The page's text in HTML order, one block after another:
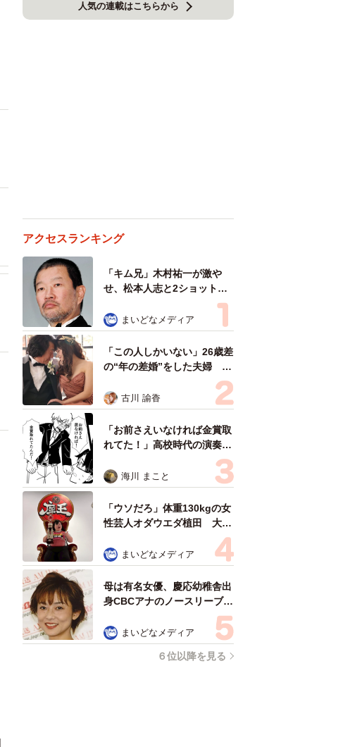
人気の連載はこちらから
アクセスランキング
「キム兄」木村祐一が激や
せ、松本人志と2ショット
「一瞬、分からなかったわ」
「テキヤの兄さん」
まいどなメディア
「この人しかいない」26歳差
の“年の差婚”をした夫婦 出
会いは？反対する声はなかっ
た？ 今の思いを聞いた
古川 諭香
「お前さえいなければ金賞取
れてた！」高校時代の演奏会
がトラウマ……責められた学
生は楽器修理職人に 10年後
再会した因縁の相手から思わ
ぬ申し出【漫画】
海川 まこと
「ウソだろ」体重130kgの女
性芸人オダウエダ植田 大学
で」 まいどなメディア
母は有名女優、慶応幼稚舎出
身CBCアナのノースリーブ姿
「育ちの良さが表情に表れて
る」「天使の笑顔」
まいどなメディア
６位以降を見る